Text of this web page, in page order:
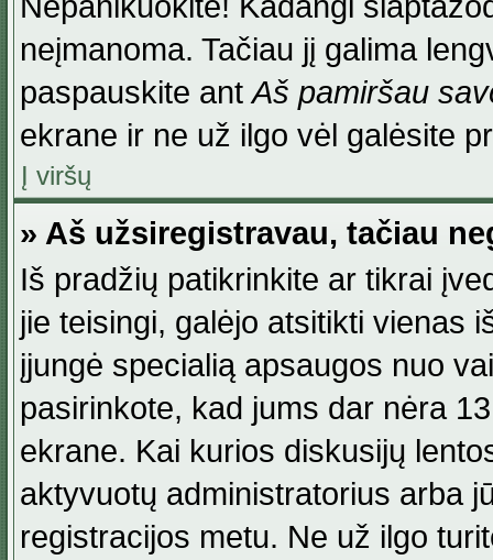
neįmanoma. Tačiau jį galima
paspauskite antAš pamiršau
ekrane ir ne už ilgo vėl galėsite
Į viršų
» Aš užsiregistravau, tačiau
Iš pradžių patikrinkite ar tikrai
jie teisingi, galėjo atsitikti vienas
įjungė specialią apsaugos nuo
pasirinkote, kad jums dar nėra
ekrane. Kai kurios diskusijų
aktyvuotų administratorius arba
registracijos metu. Ne už ilgo